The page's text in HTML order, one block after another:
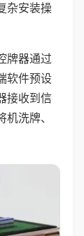
杂安装操
牌器通过
软件预设
接收到信
洗牌、